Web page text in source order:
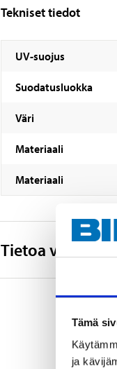
Tämä
ja
Tekniset tiedot
UV-suojus
Suodatusluokka
Väri
Materiaali
Materiaali
Tietoa